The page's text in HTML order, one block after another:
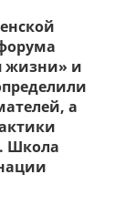
жизни» и
а
Школа